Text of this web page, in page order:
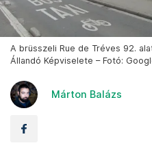
A brüsszeli Rue de Tréves 92.
Állandó Képviselete – Fotó:
Márton Balázs